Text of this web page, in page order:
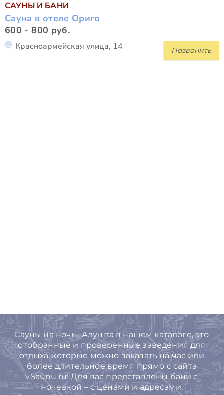
САУНЫ И БАНИ
Сауна в отеле Ориго
600 - 800 руб.
Позвонить
Красноармейская улица, 14
Сауны на ночь , Алушта в нашем каталоге, это
отобранные и проверенные заведения для
отдыха, которые можно заказать на час или
более длительное время прямо с сайта
vSaunu.ru! Для вас представлены бани с
ночевкой – с ценами и адресами,